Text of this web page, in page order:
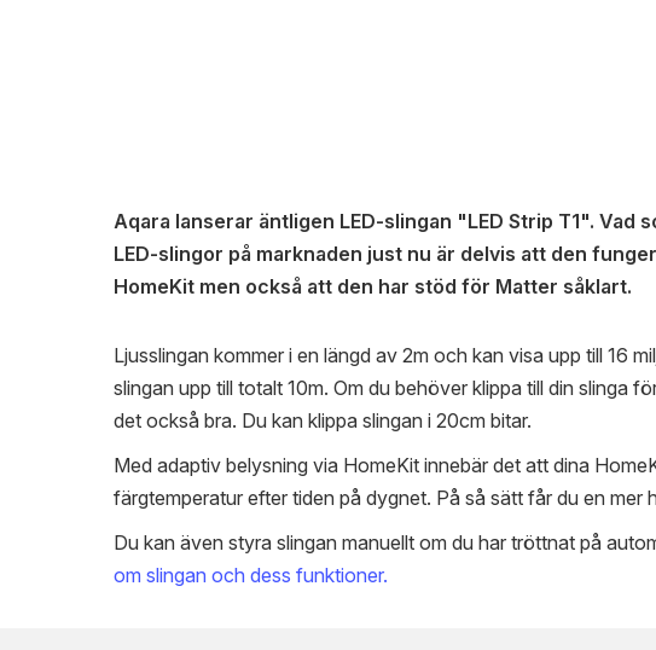
Aqara lanserar äntligen LED-slingan "LED Strip T1". Vad
LED-slingor på marknaden just nu är delvis att den
HomeKit men också att den har stöd för Matter såklart.
Ljusslingan kommer i en längd av 2m och kan visa upp till 16
slingan upp till totalt 10m. Om du behöver klippa till din slinga
det också bra. Du kan klippa slingan i 20cm bitar.
Med adaptiv belysning via HomeKit innebär det att dina
färgtemperatur efter tiden på dygnet. På så sätt får du en mer
Du kan även styra slingan manuellt om du har tröttnat på
om slingan och dess funktioner.